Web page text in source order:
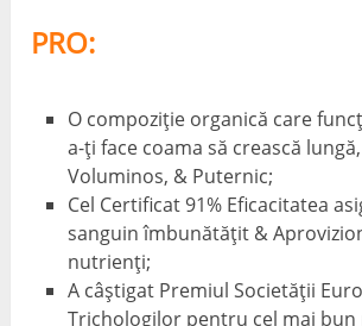
PRO:
O compoziție organică care
a-ți face coama să crească
Voluminos, & Puternic;
Cel Certificat 91% Eficacitatea
sanguin îmbunătățit &
nutrienți;
A câștigat Premiul Societății
Trichologilor pentru cel mai